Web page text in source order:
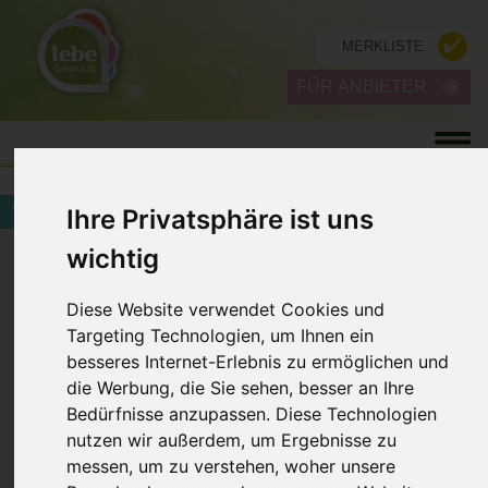
Ihre Privatsphäre ist uns
wichtig
Diese Website verwendet Cookies und
Targeting Technologien, um Ihnen ein
besseres Internet-Erlebnis zu ermöglichen und
die Werbung, die Sie sehen, besser an Ihre
Bedürfnisse anzupassen. Diese Technologien
nutzen wir außerdem, um Ergebnisse zu
messen, um zu verstehen, woher unsere
MERKLISTE
TRADITIONELLE & ALTERNATIVE METHODEN